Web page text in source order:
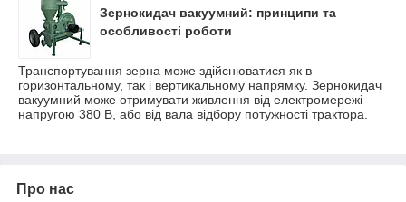
Зернокидач вакуумний: принципи та
особливості роботи
Транспортування зерна може здійснюватися як в
горизонтальному, так і вертикальному напрямку. Зернокидач
вакуумний може отримувати живлення від електромережі
напругою 380 В, або від вала відбору потужності трактора.
Про нас